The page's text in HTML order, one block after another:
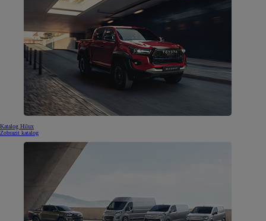
Katalog Hilux
Zobrazit katalog